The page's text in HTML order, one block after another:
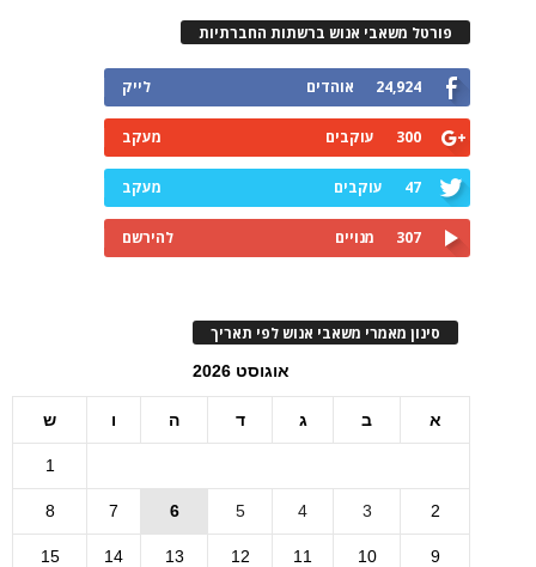
פורטל משאבי אנוש ברשתות החברתיות
24,924 אוהדים לייק
300 עוקבים מעקב
47 עוקבים מעקב
307 מנויים להירשם
סינון מאמרי משאבי אנוש לפי תאריך
אוגוסט 2026
א ב ג ד ה ו ש
1
2
3
4
5
6
7
8
9
10
11
12
13
14
15